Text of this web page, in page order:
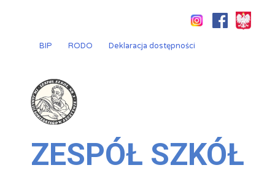
BIP
RODO Deklaracja dostępności
ZESPÓŁ SZKÓŁ